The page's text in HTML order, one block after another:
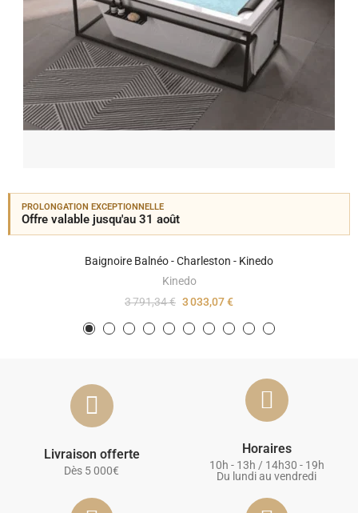
PROLONGATION EXCEPTIONNELLE
Offre valable jusqu'au 31 août
Baignoire Balnéo - Charleston - Kinedo
Kinedo
3 791,34 € 3 033,07 €
Livraison offerte
Dès 5 000€
Horaires
10h - 13h / 14h30 - 19h
Du lundi au vendredi